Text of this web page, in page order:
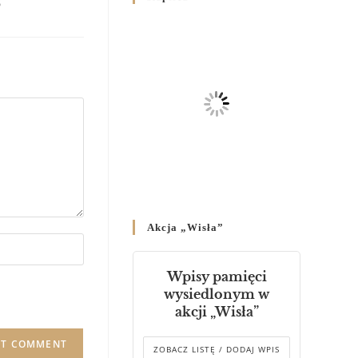
Родин
Справ Молоді та встановленя
складу Катихитичної Комісії
днях 2-12 липня 2024 р.”
Декрет єпископів
Перемисько-Варшавської
Митрополії стосовно
звершування Божественної
літургії
Akcja „Wisła”
Wpisy pamięci
wysiedlonym w
akcji „Wisła”
ZOBACZ LISTĘ / DODAJ WPIS